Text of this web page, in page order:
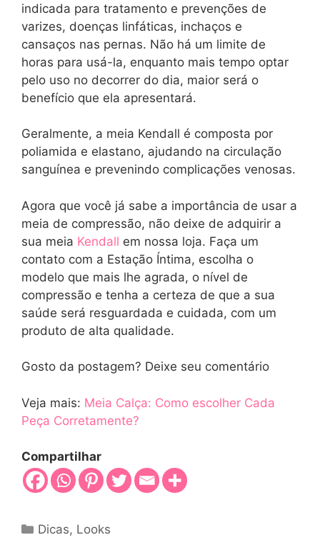
indicada para tratamento e prevenções de
varizes, doenças linfáticas, inchaços e
cansaços nas pernas. Não há um limite de
horas para usá-la, enquanto mais tempo optar
pelo uso no decorrer do dia, maior será o
benefício que ela apresentará.
Geralmente, a meia Kendall é composta por
poliamida e elastano, ajudando na circulação
sanguínea e prevenindo complicações venosas.
Agora que você já sabe a importância de usar a
meia de compressão, não deixe de adquirir a
sua meia Kendall em nossa loja. Faça um
contato com a Estação Íntima, escolha o
modelo que mais lhe agrada, o nível de
compressão e tenha a certeza de que a sua
saúde será resguardada e cuidada, com um
produto de alta qualidade.
Gosto da postagem? Deixe seu comentário
Veja mais: Meia Calça: Como escolher Cada
Peça Corretamente?
Compartilhar
Categorias
Dicas, Looks